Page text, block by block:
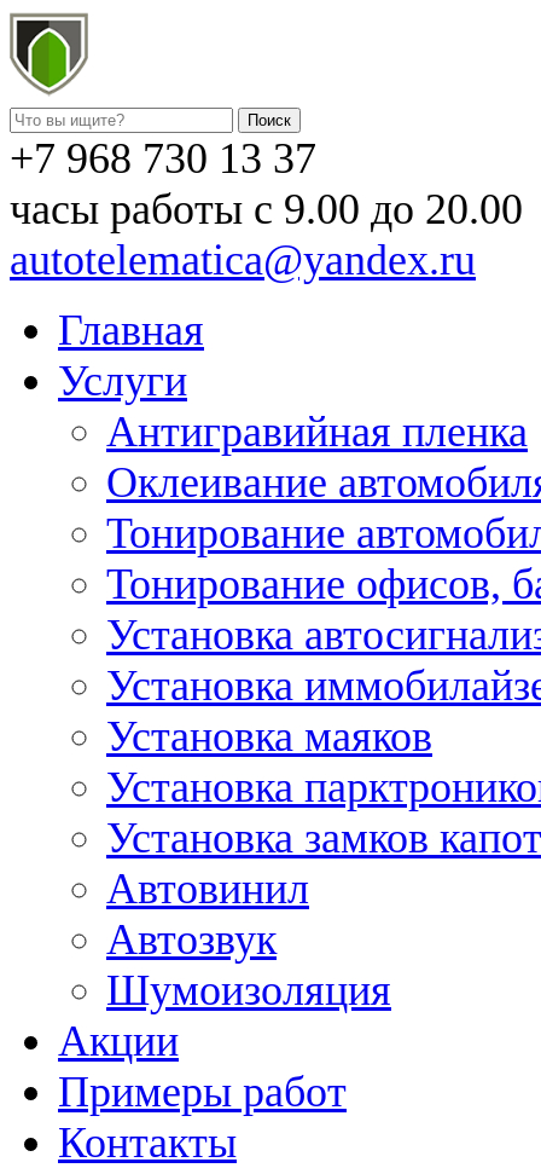
+7 968 730 13 37
часы работы с 9.00 до 20.00
autotelematica@yandex.ru
Главная
Услуги
Антигравийная пленка
Оклеивание
Тонирование
Тонирование офисов,
Установка
Установка
Установка маяков
Установка
Установка замков
Автовинил
Автозвук
Шумоизоляция
Акции
Примеры работ
Контакты